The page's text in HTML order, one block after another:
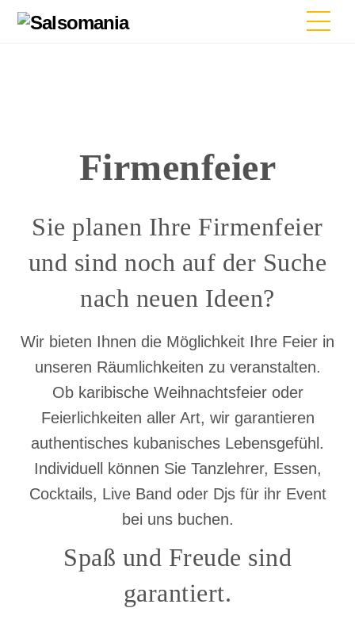
Skip
Firmenfeier
Sie planen Ihre Firmenfeier
und sind noch auf der Suche
nach neuen Ideen?
Wir bieten Ihnen die Möglichkeit Ihre Feier in
unseren Räumlichkeiten zu veranstalten.
Ob karibische Weihnachtsfeier oder
Feierlichkeiten aller Art, wir garantieren
authentisches kubanisches Lebensgefühl.
Individuell können Sie Tanzlehrer, Essen,
Cocktails, Live Band oder Djs für ihr Event
bei uns buchen.
Spaß und Freude sind
garantiert.